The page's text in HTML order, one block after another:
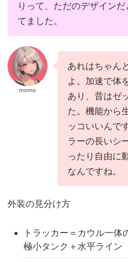
りって、ただのデザインだ
てました。
momo
あれはちゃん
よ。加速で体
あり、昔はゼ
た。機能から
ッコいいんで
ラーの長いシ
ったり自由に
なんですね。
外装の見分け方
トラッカー＝カウル一体
極小タンク＋水平ライン